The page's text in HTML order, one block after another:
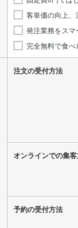
客単価の向上
発注業務をスマ
完全無料で食べ
注文の受付方法
オンラインでの集
予約の受付方法